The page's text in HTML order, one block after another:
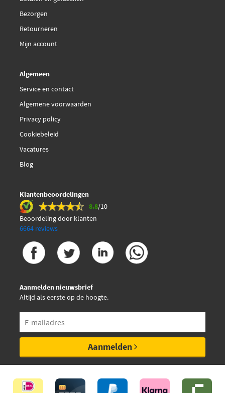
Bezorgen
Retourneren
Mijn account
Algemeen
Service en contact
Algemene voorwaarden
Privacy policy
Cookiebeleid
Vacatures
Blog
Klantenbeoordelingen
8.8/10
Beoordeling door klanten
6664 reviews
Aanmelden nieuwsbrief
Altijd als eerste op de hoogte.
Aanmelden